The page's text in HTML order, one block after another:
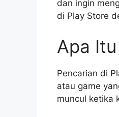
dan ingin
di Play Store
Apa
Pencarian di
atau game
muncul ketika